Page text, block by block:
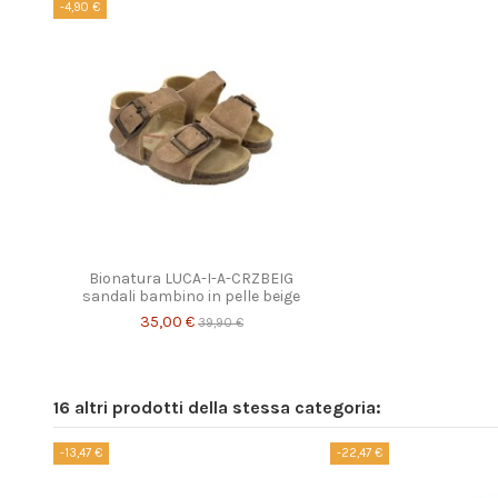
-4,90 €
Bionatura LUCA-I-A-CRZBEIG
sandali bambino in pelle beige
35,00 € 39,90 €
16 altri prodotti della stessa categoria:
-13,47 € -22,47 €